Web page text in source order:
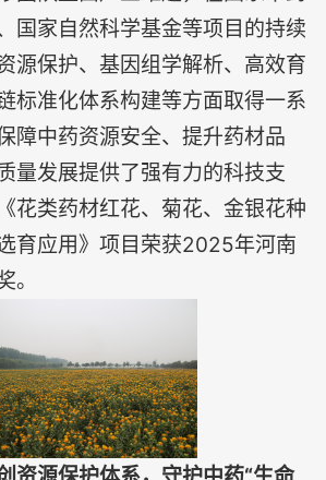
国家自然科学基金等项目的持续
源保护、基因组学解析、高效育
标准化体系构建等方面取得一系
障中药资源安全、提升药材品
量发展提供了强有力的科技支
花类药材红花、菊花、金银花种
育应用》项目荣获2025年河南
。